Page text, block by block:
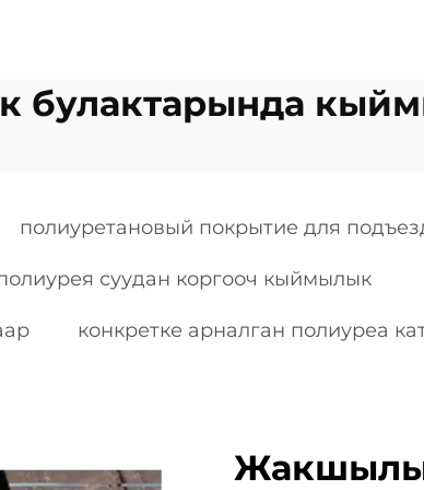
булактарында
полиуретановый покрытие для
суудан коргооч кыймылык
конкретке арналган полиуреа